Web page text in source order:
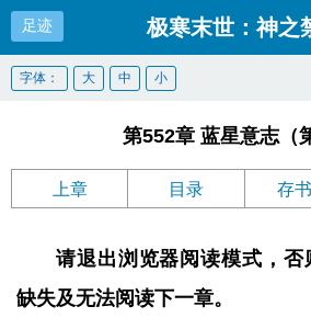
足迹 极寒末世：神之
字体： 大 中 小
第552章 蓝星意志（
上章 目录 存
请退出浏览器阅读模式，否
缺失及无法阅读下一章。